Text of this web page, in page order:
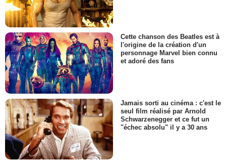
Cette chanson des Beatles est à
l'origine de la création d'un
personnage Marvel bien connu
et adoré des fans
Jamais sorti au cinéma : c'est le
seul film réalisé par Arnold
Schwarzenegger et ce fut un
"échec absolu" il y a 30 ans